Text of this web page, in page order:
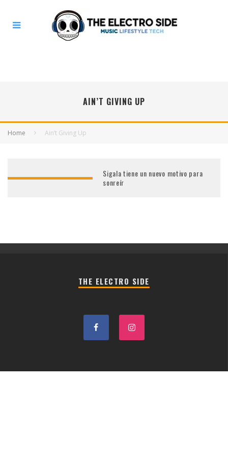
AIN’T GIVING UP
Home Ain’t Giving Up
Sigala tiene un nuevo motivo para
sonreír
THE ELECTRO SIDE